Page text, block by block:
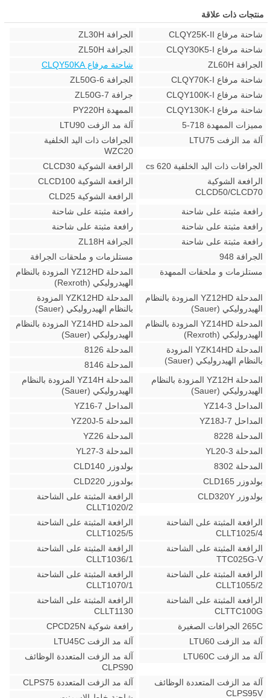
منتجات ذات علاقة
شاحنة مرفاع CLQY25K-II
الجرافة ZL30H
شاحنة مرفاع CLQY30K5-I
الجرافة ZL50H
الجرافة ZL60H
شاحنة مرفاع CLQY50KA
شاحنة مرفاع CLQY70K-I
الجرافة ZL50G-6
شاحنة مرفاع CLQY100K-I
جرافة ZL50G-7
شاحنة مرفاع CLQY130K-I
الممهدة PY220H
مميزات الممهدة 718-5
آلة مد الزفت LTU90
آلة مد الزفت LTU75
الجرافات ذات اليد الخلفية
WZC20
الجرافات ذات اليد الخلفية 620 cs
الرافعة الشوكية CLCD30
الرافعة الشوكية
CLCD50/CLCD70
الرافعة الشوكية CLCD100
الرافعة الشوكية CLD25
رافعة مثبتة على شاحنة
رافعة مثبتة على شاحنة
رافعة مثبتة على شاحنة
رافعة مثبتة على شاحنة
رافعة مثبتة على شاحنة
الجرافة ZL18H
الجرافة 948
مستلزمات و ملحقات الجرافة
مستلزمات و ملحقات الممهدة
المدحلة YZ12HD المزودة بالنظام
الهيدروليكي (Rexroth)
المدحلة YZ12HD المزودة بالنظام
الهيدروليكي (Sauer)
المدحلة YZK12HD المزودة
بالنظام الهيدروليكي (Sauer)
المدحلة YZ14HD المزودة بالنظام
الهيدروليكي (Rexroth)
المدحلة YZ14HD المزودة بالنظام
الهيدروليكي (Sauer)
المدحلة YZK14HD المزودة
بالنظام الهيدروليكي (Sauer)
المدحلة 8126
المدحلة 8146
المدحلة YZ12H المزودة بالنظام
الهيدروليكي (Sauer)
المدحلة YZ14H المزودة بالنظام
الهيدروليكي (Sauer)
المداحل YZ14-3
المداحل YZ16-7
المداحل YZ18J-7
المدحلة YZ20J-5
المدحلة 8228
المدحلة YZ26
المدحلة YL20-3
المدحلة YL27-3
المدحلة 8302
بولدوزر CLD140
بولدوزر CLD165
بولدوزر CLD220
بولدوزر CLD320Y
الرافعة المثبتة على الشاحنة
CLLT1020/2
الرافعة المثبتة على الشاحنة
CLLT1025/4
الرافعة المثبتة على الشاحنة
CLLT1025/5
الرافعة المثبتة على الشاحنة
TTC025G-V
الرافعة المثبتة على الشاحنة
CLLT1036/1
الرافعة المثبتة على الشاحنة
CLLT1055/2
الرافعة المثبتة على الشاحنة
CLLT1070/1
الرافعة المثبتة على الشاحنة
CLTTC100G
الرافعة المثبتة على الشاحنة
CLLT1130
265C الجرافات الصغيرة
رافعة شوكية CPCD25N
آلة مد الزفت LTU60
آلة مد الزفت LTU45C
آلة مد الزفت LTU60C
آلة مد الزفت المتعددة الوظائف
CLPS90
آلة مد الزفت المتعددة الوظائف
CLPS95V
آلة مد الزفت المتعددة CLPS75